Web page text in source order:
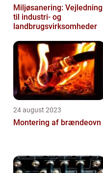
Miljøsanering: Vejledning
til industri- og
landbrugsvirksomheder
24 august 2023
Montering af brændeovn